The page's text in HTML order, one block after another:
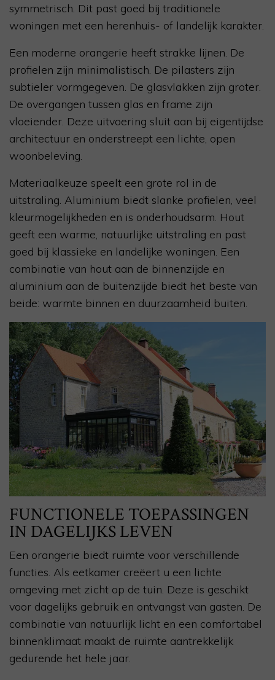
symmetrisch. Dit past goed bij traditionele
woningen met een herenhuis- of landelijk karakter.
Een moderne orangerie heeft strakke lijnen. De
profielen zijn minimalistisch. De pilasters zijn
subtieler vormgegeven. De glasvlakken zijn groter.
De overgangen tussen glas en frame zijn
vloeiender. Deze uitvoering sluit aan bij eigentijdse
architectuur en onderstreept een lichte, open
woonbeleving.
Materiaalkeuze speelt een grote rol in de
uitstraling. Aluminium biedt slanke profielen, veel
kleurmogelijkheden en is onderhoudsarm. Hout
geeft een warme, natuurlijke uitstraling en past
goed bij klassieke en landelijke woningen. Een
combinatie van hout aan de binnenzijde en
aluminium aan de buitenzijde biedt het beste van
beide: warmte binnen en duurzaamheid buiten.
FUNCTIONELE TOEPASSINGEN
IN DAGELIJKS LEVEN
Een orangerie biedt ruimte voor verschillende
functies. Als eetkamer creëert u een lichte
omgeving met zicht op de tuin. Deze is geschikt
voor dagelijks gebruik en ontvangst van gasten. De
combinatie van natuurlijk licht en een comfortabel
binnenklimaat maakt de ruimte aantrekkelijk
gedurende het hele jaar.